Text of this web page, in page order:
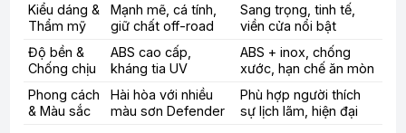
Kiểu dáng &
Thẩm mỹ
Mạnh mẽ, cá tính,
giữ chất off-road
Sang trọng, tinh tế,
viền cửa nổi bật
Độ bền &
Chống chịu
ABS cao cấp,
kháng tia UV
ABS + inox, chống
xước, hạn chế ăn mòn
Phong cách
& Màu sắc
Hài hòa với nhiều
màu sơn Defender
Phù hợp người thích
sự lịch lãm, hiện đại